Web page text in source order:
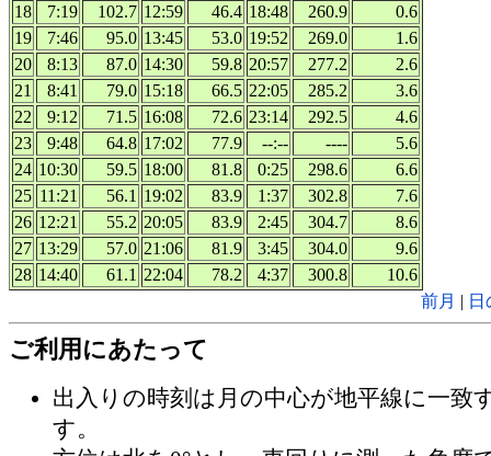
18
7:19 102.7 12:59 46.4 18:48 260.9
0.6
19
7:46 95.0 13:45 53.0 19:52 269.0
1.6
20
8:13 87.0 14:30 59.8 20:57 277.2
2.6
21
8:41 79.0 15:18 66.5 22:05 285.2
3.6
22
9:12 71.5 16:08 72.6 23:14 292.5
4.6
23
9:48 64.8 17:02 77.9 --:-- ----
5.6
24 10:30 59.5 18:00 81.8 0:25 298.6
6.6
25 11:21 56.1 19:02 83.9 1:37 302.8
7.6
26 12:21 55.2 20:05 83.9 2:45 304.7
8.6
27 13:29 57.0 21:06 81.9 3:45 304.0
9.6
28 14:40 61.1 22:04 78.2 4:37 300.8
10.6
前月 |
ご利用にあたって
出入りの時刻は月の中心が地平線に一致
す。